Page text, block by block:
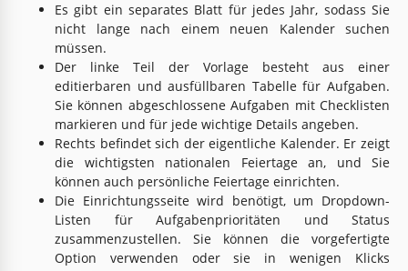
Es gibt ein separates Blatt für jedes Jahr, sodass Sie
nicht lange nach einem neuen Kalender suchen
müssen.
Der linke Teil der Vorlage besteht aus einer
editierbaren und ausfüllbaren Tabelle für Aufgaben.
Sie können abgeschlossene Aufgaben mit Checklisten
markieren und für jede wichtige Details angeben.
Rechts befindet sich der eigentliche Kalender. Er zeigt
die wichtigsten nationalen Feiertage an, und Sie
können auch persönliche Feiertage einrichten.
Die Einrichtungsseite wird benötigt, um Dropdown-
Listen für Aufgabenprioritäten und Status
zusammenzustellen. Sie können die vorgefertigte
Option verwenden oder sie in wenigen Klicks